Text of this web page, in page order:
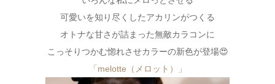
可愛いを知り尽くしたアカリンがつくる
オトナな甘さが詰まった無敵カラコンに
こっそりつかむ惚れさせカラーの新色が登場😍
「melotte（メロット）」